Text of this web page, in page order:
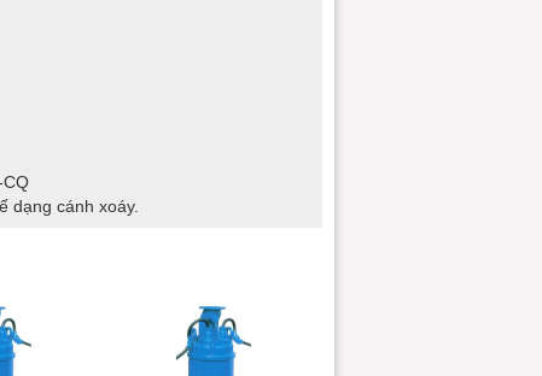
dạng cánh xoáy.